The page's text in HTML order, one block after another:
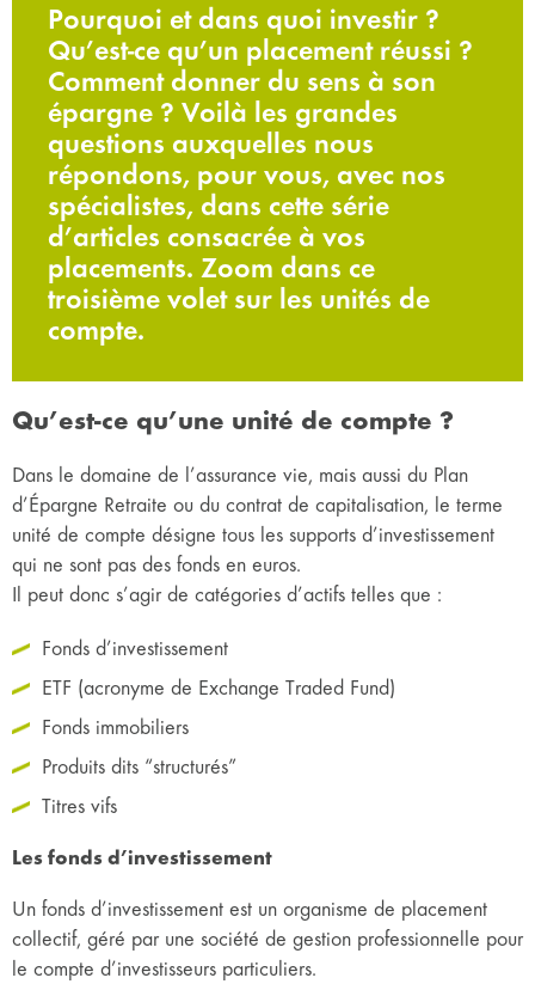
Pourquoi et dans quoi investir ?
Qu’est-ce qu’un placement réussi ?
Comment donner du sens à son
épargne ? Voilà les grandes
questions auxquelles nous
répondons, pour vous, avec nos
spécialistes, dans cette série
d’articles consacrée à vos
placements. Zoom dans ce
troisième volet sur les unités de
compte.
Qu’est-ce qu’une unité de compte ?
Dans le domaine de l’assurance vie, mais aussi du Plan
d’Épargne Retraite ou du contrat de capitalisation, le terme
unité de compte désigne tous les supports d’investissement
qui ne sont pas des fonds en euros.
Il peut donc s’agir de catégories d’actifs telles que :
Fonds d’investissement
ETF (acronyme de Exchange Traded Fund)
Fonds immobiliers
Produits dits “structurés”
Titres vifs
Les fonds d’investissement
Un fonds d’investissement est un organisme de placement
collectif, géré par une société de gestion professionnelle pour
le compte d’investisseurs particuliers.